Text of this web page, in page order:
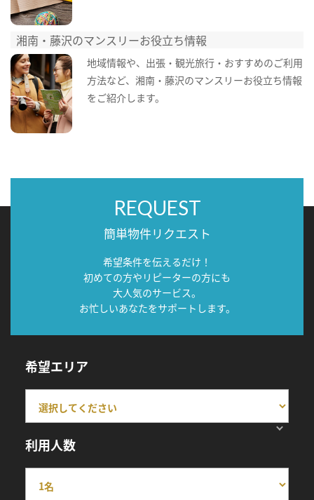
湘南・藤沢のマンスリーお役立ち情報
地域情報や、出張・観光旅行・おすすめのご利用
方法など、湘南・藤沢のマンスリーお役立ち情報
をご紹介します。
REQUEST
簡単物件リクエスト
希望条件を伝えるだけ！
初めての方やリピーターの方にも
大人気のサービス。
お忙しいあなたをサポートします。
希望エリア
利用人数